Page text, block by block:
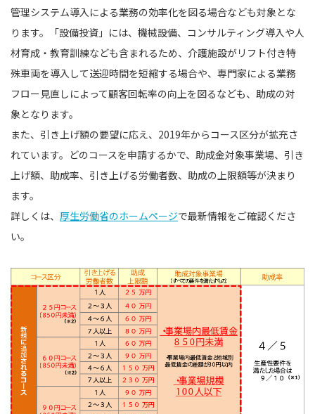
管理システム導入による業務の効率化を図る場合なども対象とな
ります。「設備投資」には、機械設備、コンサルティング導入や人
材育成・教育訓練なども含まれるため、介護施設がリフト付き特
殊車両を導入して送迎時間を短縮する場合や、専門家による業務
フロー見直しによって顧客回転率の向上を図るなども、助成の対
象となります。
また、引き上げ額の要望に応え、2019年からコース区分が拡充さ
れています。どのコースを申請するかで、助成金対象事業場、引き
上げ額、助成率、引き上げる労働者数、助成の上限額等が決まり
ます。
詳しくは、 厚生労働省のホームページで最新情報をご確認くださ
い。